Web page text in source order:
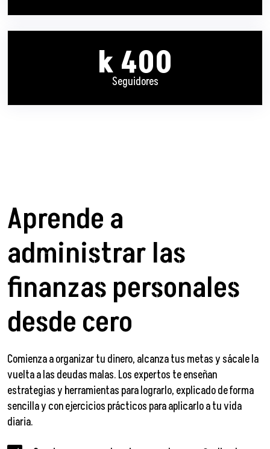
k 400
Seguidores
Aprende a
administrar las
finanzas personales
desde cero
Comienza a organizar tu dinero, alcanza tus metas y sácale la
vuelta a las deudas malas. Los expertos te enseñan
estrategias y herramientas para lograrlo, explicado de forma
sencilla y con ejercicios prácticos para aplicarlo a tu vida
diaria.